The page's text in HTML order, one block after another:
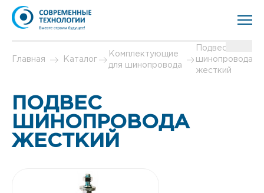
Главная Каталог
Комплектующие
для шинопровода
Подвес
шинопровода
жесткий
ПОДВЕС
ШИНОПРОВОДА
ЖЕСТКИЙ